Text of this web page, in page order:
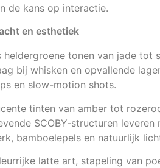
de kans op interactie.
en esthetiek
tonen van jade tot
bij whisken en opvallende
en slow-motion shots.
tinten van amber tot
SCOBY-structuren
bamboelepels en natuurlijk
latte art, stapeling van